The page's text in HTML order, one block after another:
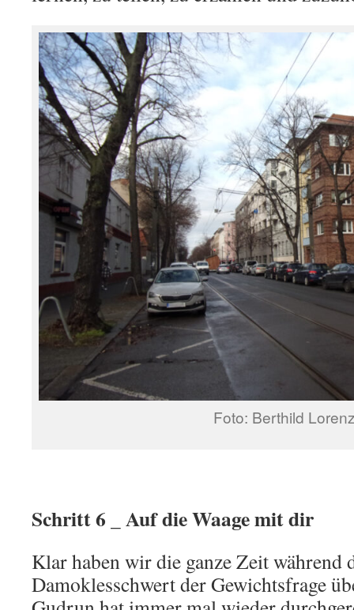
Foto: Berthild
Schritt 6 _ Auf die Waage mit dir
Klar haben wir die ganze Zeit während
Damoklesschwert der Gewichtsfrage